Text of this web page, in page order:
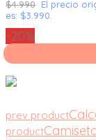
$4.990 El precio
es: $3.990.
-20%
Seleccionar
prev product
product